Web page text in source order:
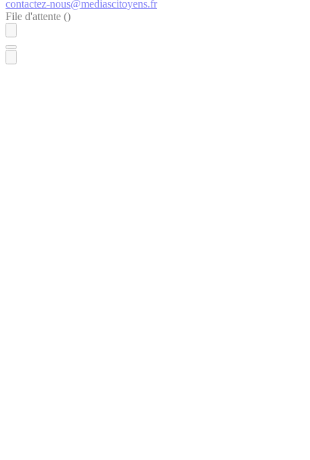
contactez-nous@mediascitoyens.fr
File d'attente ()